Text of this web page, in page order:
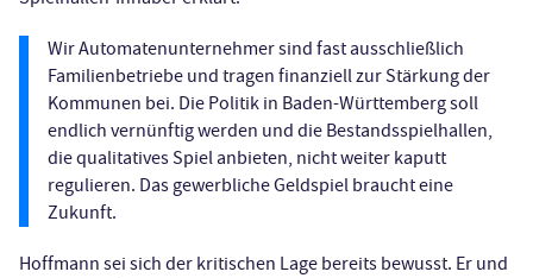
Wir Automatenunternehmer sind fast ausschließlich
Familienbetriebe und tragen finanziell zur Stärkung der
Kommunen bei. Die Politik in Baden-Württemberg soll
endlich vernünftig werden und die Bestandsspielhallen,
die qualitatives Spiel anbieten, nicht weiter kaputt
regulieren. Das gewerbliche Geldspiel braucht eine
Zukunft.
Hoffmann sei sich der kritischen Lage bereits bewusst. Er und